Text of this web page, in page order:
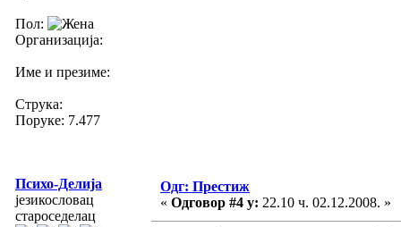
Пол:
Организација:
Име и презиме:
Струка:
Поруке: 7.477
Психо-Делија
језикословац
староседелац
Одг: Престиж
« Одговор #4 у: 22.10 ч. 02.12.2008. »